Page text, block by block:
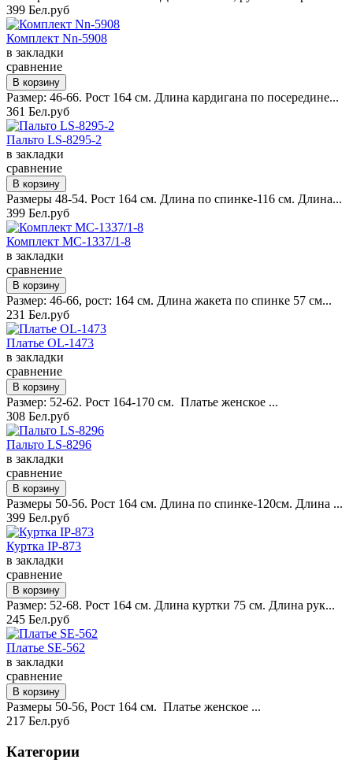
399 Бел.руб
Комплект Nn-5908
в закладки
сравнение
Размер: 46-66. Рост 164 см. Длина кардигана по посередине...
361 Бел.руб
Пальто LS-8295-2
в закладки
сравнение
Размеры 48-54. Рост 164 см. Длина по спинке-116 см. Длина...
399 Бел.руб
Комплект MC-1337/1-8
в закладки
сравнение
Размер: 46-66, рост: 164 см. Длина жакета по спинке 57 см...
231 Бел.руб
Платье OL-1473
в закладки
сравнение
Размер: 52-62. Рост 164-170 см. Платье женское ...
308 Бел.руб
Пальто LS-8296
в закладки
сравнение
Размеры 50-56. Рост 164 см. Длина по спинке-120см. Длина ...
399 Бел.руб
Куртка IP-873
в закладки
сравнение
Размер: 52-68. Рост 164 см. Длина куртки 75 см. Длина рук...
245 Бел.руб
Платье SE-562
в закладки
сравнение
Размеры 50-56, Рост 164 см. Платье женское ...
217 Бел.руб
Категории